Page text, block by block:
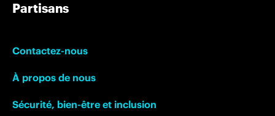
Partisans
Contactez-nous
À propos de nous
Sécurité, bien-être et inclusion